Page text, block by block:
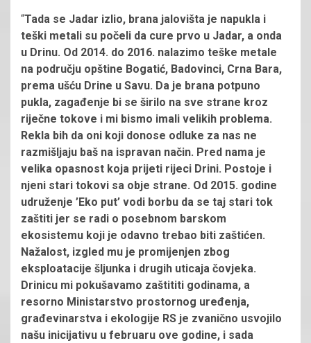
“Tada se Jadar izlio, brana jalovišta je napukla i
teški metali su počeli da cure prvo u Jadar, a onda
u Drinu. Od 2014. do 2016. nalazimo teške metale
na području opštine Bogatić, Badovinci, Crna Bara,
prema ušću Drine u Savu. Da je brana potpuno
pukla, zagađenje bi se širilo na sve strane kroz
riječne tokove i mi bismo imali velikih problema.
Rekla bih da oni koji donose odluke za nas ne
razmišljaju baš na ispravan način. Pred nama je
velika opasnost koja prijeti rijeci Drini. Postoje i
njeni stari tokovi sa obje strane. Od 2015. godine
udruženje ’Eko put’ vodi borbu da se taj stari tok
zaštiti jer se radi o posebnom barskom
ekosistemu koji je odavno trebao biti zaštićen.
Nažalost, izgled mu je promijenjen zbog
eksploatacije šljunka i drugih uticaja čovjeka.
Drinicu mi pokušavamo zaštititi godinama, a
resorno Ministarstvo prostornog uređenja,
građevinarstva i ekologije RS je zvanično usvojilo
našu inicijativu u februaru ove godine, i sada